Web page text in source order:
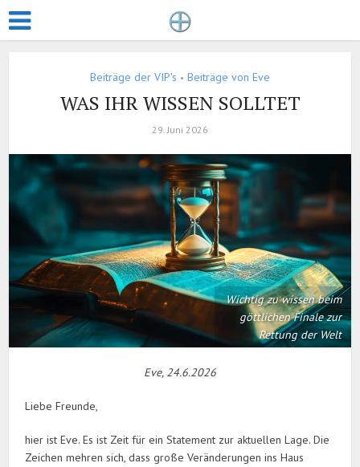
Beiträge der VIP's • Beiträge von Eve
WAS IHR WISSEN SOLLTET
29. Juni 2026
Wichtig zu wissen beim
göttlichen Finale zur
Rettung der Welt
Eve, 24.6.2026
Liebe Freunde,
hier ist Eve. Es ist Zeit für ein Statement zur aktuellen Lage. Die
Zeichen mehren sich, dass große Veränderungen ins Haus